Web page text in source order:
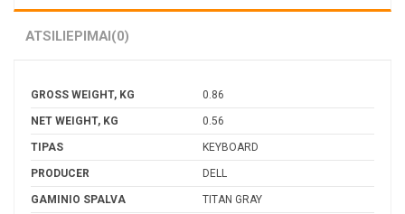
ATSILIEPIMAI(0)
GROSS WEIGHT, KG 0.86
NET WEIGHT, KG 0.56
TIPAS KEYBOARD
PRODUCER DELL
GAMINIO SPALVA TITAN GRAY